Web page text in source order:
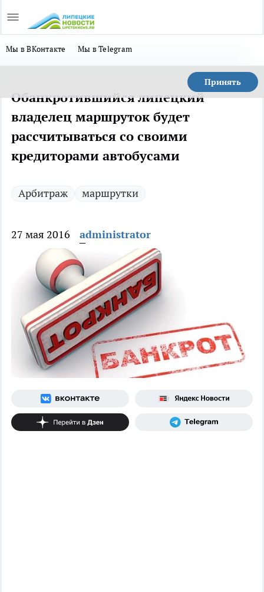
Мы в ВКонтакте Мы в Telegram
Принять
Обанкротившийся липецкий
владелец маршруток будет
рассчитываться со своими
кредиторами автобусами
Арбитраж маршрутки
27 мая 2016 administrator